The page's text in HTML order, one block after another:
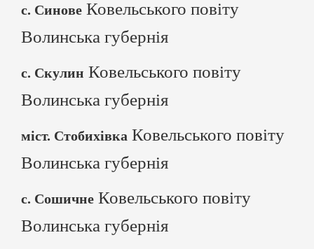
с. Синове Ковельського повіту
Волинська губернія
с. Скулин Ковельського повіту
Волинська губернія
міст. Стобихівка Ковельського повіту
Волинська губернія
с. Сошичне Ковельського повіту
Волинська губернія